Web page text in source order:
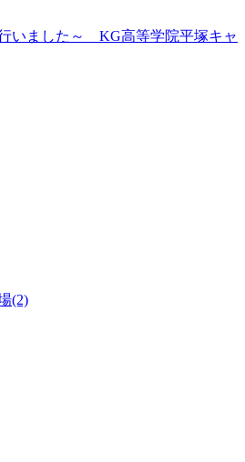
いました～ KG高等学院平塚キャ
(2)